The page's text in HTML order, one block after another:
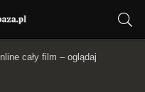
cały film – oglądaj